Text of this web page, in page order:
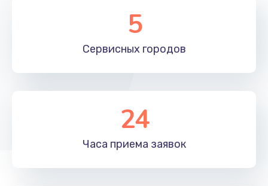
5
Сервисных городов
24
Часа приема заявок